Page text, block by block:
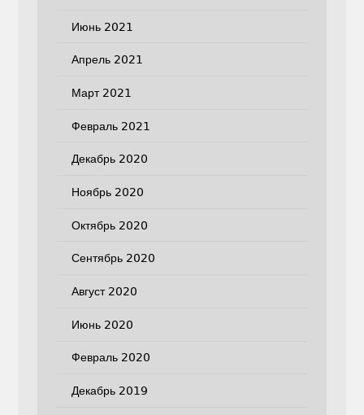
Июнь 2021
Апрель 2021
Март 2021
Февраль 2021
Декабрь 2020
Ноябрь 2020
Октябрь 2020
Сентябрь 2020
Август 2020
Июнь 2020
Февраль 2020
Декабрь 2019